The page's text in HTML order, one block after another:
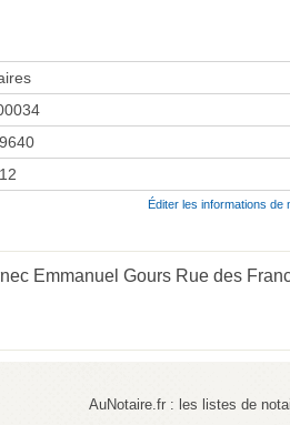
Éditer les informations de
Emmanuel Gours Rue des
AuNotaire.fr : les listes de